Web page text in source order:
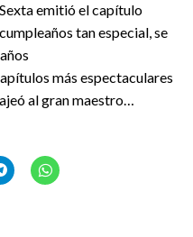
emitió el capítulo
tan especial, se
más espectaculares
al gran maestro…